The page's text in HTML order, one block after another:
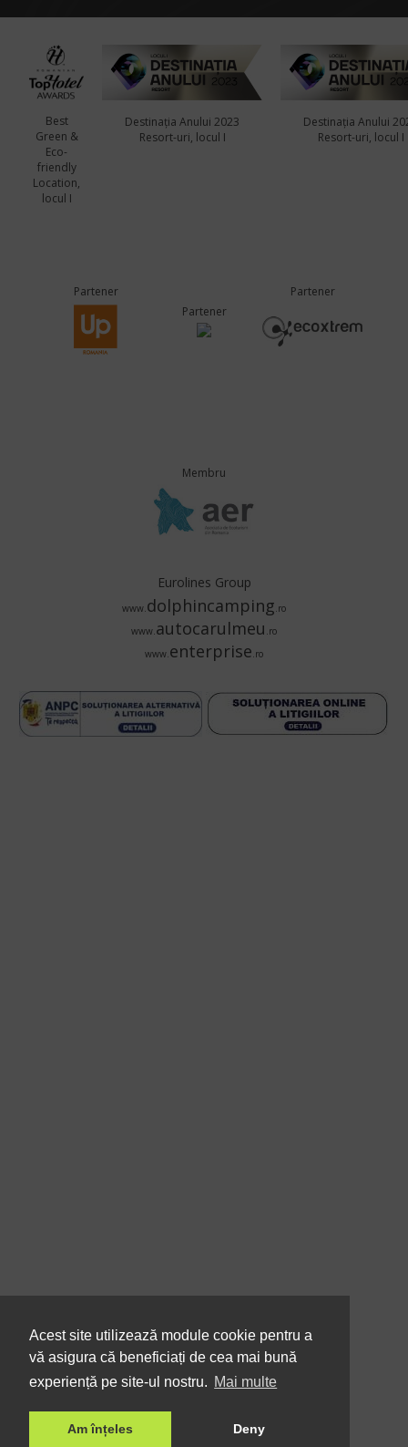
Acest site utilizează module cookie pentru a
vă asigura că beneficiați de cea mai bună
experiență pe site-ul nostru. Mai multe
Am înțeles Deny
Best
Green &
Eco-
friendly
Location,
locul I
Destinația Anului 2023
Resort-uri, locul I
Destinația Anului
Resort-uri, locul I
Partener
Partener
Partener
Membru
Eurolines Group
www.dolphincamping.ro
www.autocarulmeu .ro
www.enterprise.ro